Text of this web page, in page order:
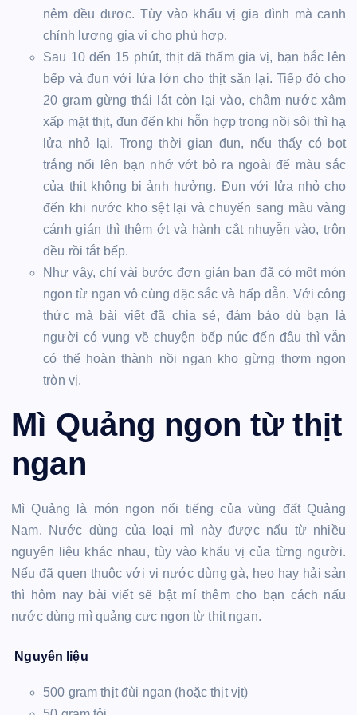
nêm đều được. Tùy vào khẩu vị gia đình mà canh
chỉnh lượng gia vị cho phù hợp.
Sau 10 đến 15 phút, thịt đã thấm gia vị, bạn bắc lên
bếp và đun với lửa lớn cho thịt săn lại. Tiếp đó cho
20 gram gừng thái lát còn lại vào, châm nước xâm
xấp mặt thịt, đun đến khi hỗn hợp trong nồi sôi thì hạ
lửa nhỏ lại. Trong thời gian đun, nếu thấy có bọt
trắng nổi lên bạn nhớ vớt bỏ ra ngoài để màu sắc
của thịt không bị ảnh hưởng. Đun với lửa nhỏ cho
đến khi nước kho sệt lại và chuyển sang màu vàng
cánh gián thì thêm ớt và hành cắt nhuyễn vào, trộn
đều rồi tắt bếp.
Như vậy, chỉ vài bước đơn giản bạn đã có một món
ngon từ ngan vô cùng đặc sắc và hấp dẫn. Với công
thức mà bài viết đã chia sẻ, đảm bảo dù bạn là
người có vụng về chuyện bếp núc đến đâu thì vẫn
có thể hoàn thành nồi ngan kho gừng thơm ngon
tròn vị.
Mì Quảng ngon từ thịt
ngan
Mì Quảng là món ngon nổi tiếng của vùng đất Quảng
Nam. Nước dùng của loại mì này được nấu từ nhiều
nguyên liệu khác nhau, tùy vào khẩu vị của từng người.
Nếu đã quen thuộc với vị nước dùng gà, heo hay hải sản
thì hôm nay bài viết sẽ bật mí thêm cho bạn cách nấu
nước dùng mì quảng cực ngon từ thịt ngan.
Nguyên liệu
500 gram thịt đùi ngan (hoặc thịt vịt)